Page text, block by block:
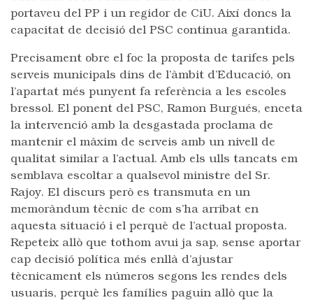
portaveu del PP i un regidor de CiU. Així doncs la
capacitat de decisió del PSC continua garantida.
Precisament obre el foc la proposta de tarifes pels
serveis municipals dins de l’àmbit d’Educació, on
l’apartat més punyent fa referència a les escoles
bressol. El ponent del PSC, Ramon Burgués, enceta
la intervenció amb la desgastada proclama de
mantenir el màxim de serveis amb un nivell de
qualitat similar a l’actual. Amb els ulls tancats em
semblava escoltar a qualsevol ministre del Sr.
Rajoy. El discurs però es transmuta en un
memoràndum tècnic de com s’ha arribat en
aquesta situació i el perquè de l’actual proposta.
Repeteix allò que tothom avui ja sap, sense aportar
cap decisió política més enllà d’ajustar
tècnicament els números segons les rendes dels
usuaris, perquè les famílies paguin allò que la